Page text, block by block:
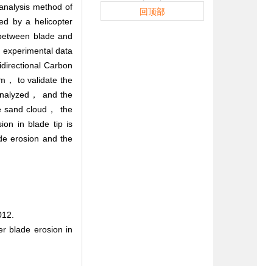
method of
by a helicopter
blade and
data
Carbon
， to validate the
， and the
sand cloud， the
in blade tip is
erosion and the
blade erosion in
回顶部